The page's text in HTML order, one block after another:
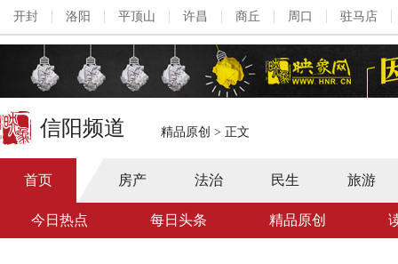
开封 洛阳 平顶山 许昌 商丘 周口 驻马店
信阳频道 精品原创 > 正文
首页 房产 法治 民生 旅游
今日热点 每日头条 精品原创